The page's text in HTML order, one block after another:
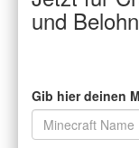
und
Gib hier deinen